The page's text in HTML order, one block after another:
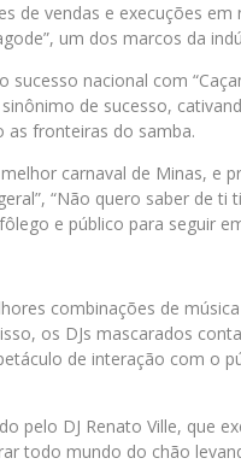
de vendas e execuções
um dos marcos da
nacional com
de sucesso,
as fronteiras do samba.
carnaval de Minas, e
“Não quero saber de ti
e público para seguir
combinações de
os DJs mascarados
de interação com o
pelo DJ Renato Ville, que
todo mundo do chão